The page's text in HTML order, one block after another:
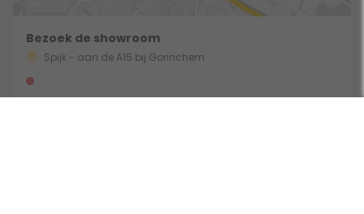
Bezoek de showroom
Spijk - aan de A15 bij Gorinchem